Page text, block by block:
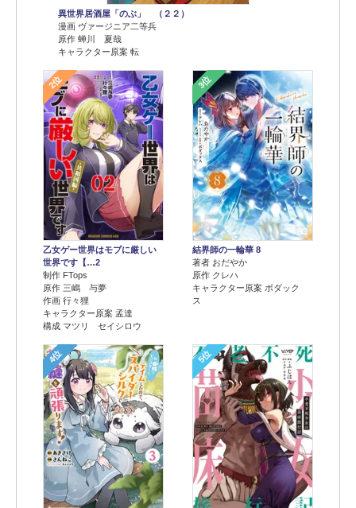
異世界居酒屋「のぶ」 （２２）
漫画 ヴァージニア二等兵
原作 蝉川 夏哉
キャラクター原案 転
2位
乙女ゲー世界はモブに厳しい
世界です【…2
制作 FTops
原作 三嶋 与夢
作画 行々狸
キャラクター原案 孟達
構成 マツリ セイシロウ
3位
結界師の一輪華 8
著者 おだやか
原作 クレハ
キャラクター原案 ボダック
ス
4位 5位